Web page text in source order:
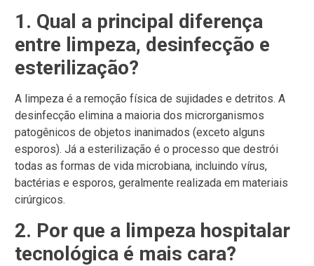
1. Qual a principal diferença
entre limpeza, desinfecção e
esterilização?
A limpeza é a remoção física de sujidades e detritos. A
desinfecção elimina a maioria dos microrganismos
patogênicos de objetos inanimados (exceto alguns
esporos). Já a esterilização é o processo que destrói
todas as formas de vida microbiana, incluindo vírus,
bactérias e esporos, geralmente realizada em materiais
cirúrgicos.
2. Por que a limpeza hospitalar
tecnológica é mais cara?